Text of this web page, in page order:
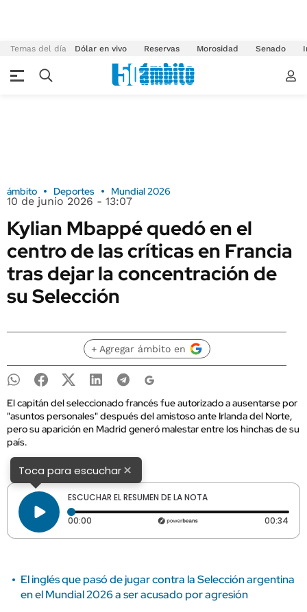
Temas del día Dólar en vivo Reservas Morosidad Senado
ámbito Deportes Mundial 2026
10 de junio 2026 - 13:07
Kylian Mbappé quedó en el
centro de las críticas en Francia
tras dejar la concentración de
su Selección
+ Agregar ámbito en
El capitán del seleccionado francés fue autorizado a ausentarse por
"asuntos personales" después del amistoso ante Irlanda del Norte,
pero su aparición en Madrid generó malestar entre los hinchas de su
país.
Toca para escuchar×
ESCUCHAR EL RESUMEN DE LA NOTA
00:00 Tiempo transcurrido: 0 segundos 00:34
El inglés que pasó de jugar contra la Selección argentina
en el Mundial 2026 a ser acusado por agresión